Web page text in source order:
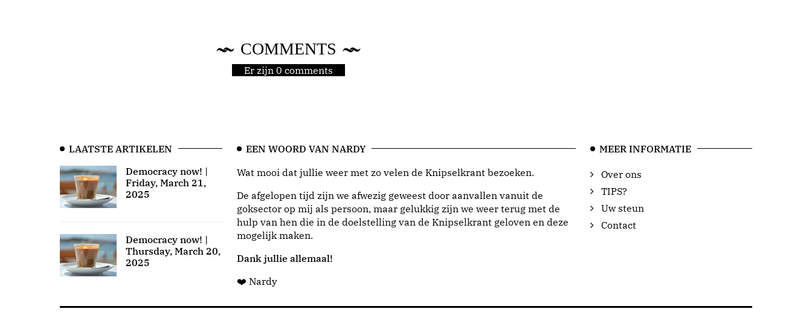
COMMENTS
Er zijn 0 comments
LAATSTE ARTIKELEN
Democracy now! |
Friday, March 21,
2025
Democracy now! |
Thursday, March 20,
2025
EEN WOORD VAN NARDY
Wat mooi dat jullie weer met zo velen de Knipselkrant bezoeken.
De afgelopen tijd zijn we afwezig geweest door aanvallen vanuit de
goksector op mij als persoon, maar gelukkig zijn we weer terug met de
hulp van hen die in de doelstelling van de Knipselkrant geloven en deze
mogelijk maken.
Dank jullie allemaal!
❤️ Nardy
MEER INFORMATIE
Over ons
TIPS?
Uw steun
Contact